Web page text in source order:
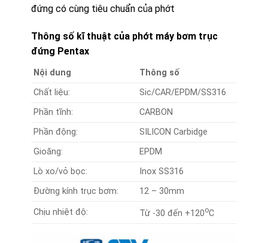
đứng có cùng tiêu chuẩn của phớt
Thông số kĩ thuật của phớt máy bơm trục
đứng Pentax
Nội dung
Thông số
Chất liệu:
Sic/CAR/EPDM/SS316
Phần tĩnh:
CARBON
Phần động:
SILICON Carbidge
Gioăng:
EPDM
Lò xo/vỏ bọc:
Inox SS316
Đường kính trục bơm:
12 – 30mm
Chịu nhiệt độ: Từ -30 đến +120oC